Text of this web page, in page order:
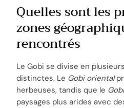
Quelles sont les
zones
rencontrés
Le Gobi se divise en
distinctes. Le Gobi oriental
herbeuses, tandis que le
paysages plus arides avec